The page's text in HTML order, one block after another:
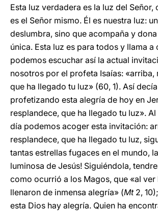
Esta luz verdadera es la luz del Señor,
es el Señor mismo. Él es nuestra luz:
deslumbra, sino que acompaña y
única. Esta luz es para todos y llama a
podemos escuchar así la actual
nosotros por el profeta Isaías: «arriba,
que ha llegado tu luz» (60, 1). Así
profetizando esta alegría de hoy en
resplandece, que ha llegado tu luz».
día podemos acoger esta invitación:
resplandece, que ha llegado tu luz,
tantas estrellas fugaces en el mundo,
luminosa de Jesús! Siguiéndola,
como ocurrió a los Magos, que «al ver
llenaron de inmensa alegría» (Mt2,
esta Dios hay alegría. Quien ha